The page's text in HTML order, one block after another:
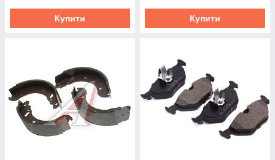
Купити Купити